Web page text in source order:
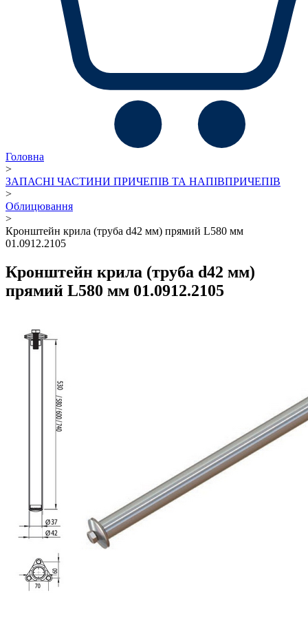
Головна
>
ЗАПАСНІ ЧАСТИНИ ПРИЧЕПІВ ТА НАПІВПРИЧЕПІВ
>
Облицювання
>
Кронштейн крила (труба d42 мм) прямий L580 мм
01.0912.2105
Кронштейн крила (труба d42 мм)
прямий L580 мм 01.0912.2105